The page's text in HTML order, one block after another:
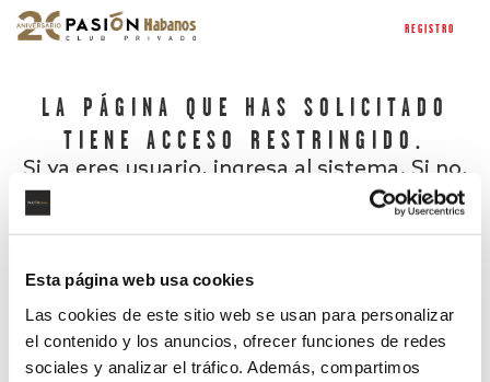
Esta página web usa cookies
Las cookies de este sitio web se usan para personalizar
el contenido y los anuncios, ofrecer funciones de redes
sociales y analizar el tráfico. Además, compartimos
REGISTRO
LA PÁGINA QUE HAS SOLICITADO
TIENE ACCESO RESTRINGIDO.
Si ya eres usuario, ingresa al sistema. Si no,